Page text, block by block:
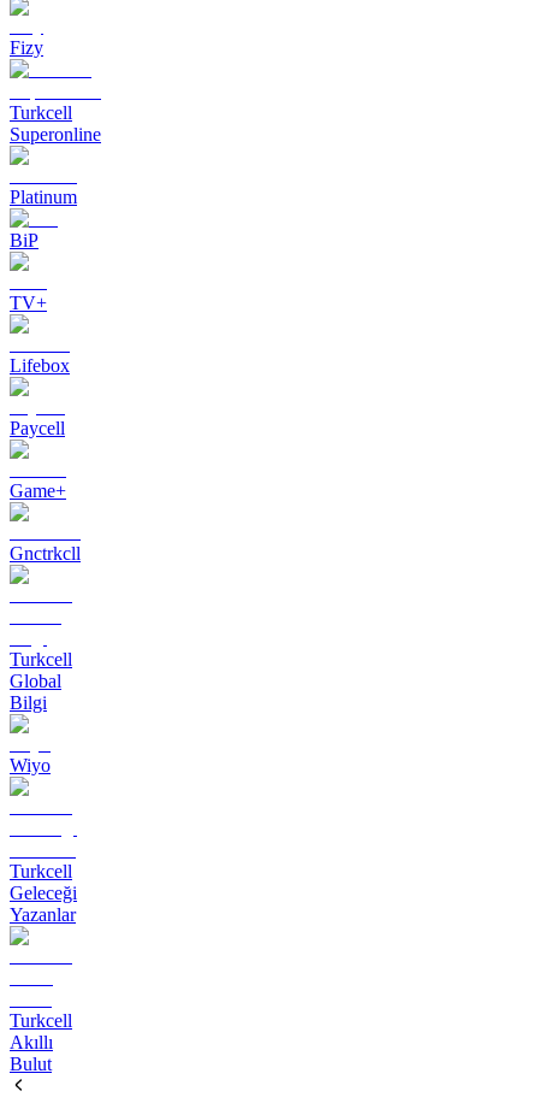
Fizy
Turkcell
Superonline
Platinum
BiP
TV+
Lifebox
Paycell
Game+
Gnctrkcll
Turkcell
Global
Bilgi
Wiyo
Turkcell
Geleceği
Yazanlar
Turkcell
Akıllı
Bulut